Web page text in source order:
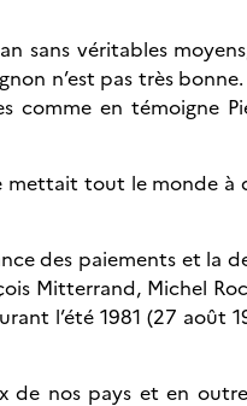
sans véritables
n’est pas très bonne.
comme en témoigne
mettait tout le monde à
des paiements et la
Mitterrand, Michel
l’été 1981 (27 août
de nos pays et en